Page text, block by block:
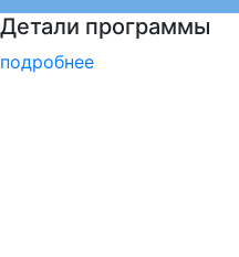
Программы
подробнее